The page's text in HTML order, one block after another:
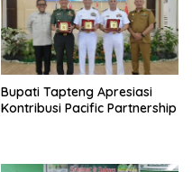
Bupati Tapteng Apresiasi
Kontribusi Pacific Partnership